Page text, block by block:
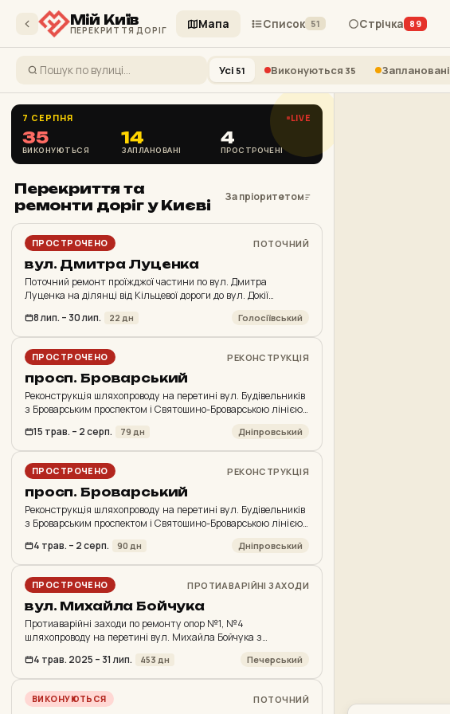
Мій Київ
ПЕРЕКРИТТЯ ДОРІГ Мапа Список 51 Стрічка 89
Усі 51 Виконуються 35 Заплановані
7 СЕРПНЯ LIVE
35
ВИКОНУЮТЬСЯ
14
ЗАПЛАНОВАНІ
4
ПРОСТРОЧЕНІ
Перекриття та
ремонти доріг у Києві
За пріоритетом
ПРОСТРОЧЕНО ПОТОЧНИЙ
вул. Дмитра Луценка
Поточний ремонт проїжджої частини по вул. Дмитра
Луценка на ділянці від Кільцевої дороги до вул. Докії
8 лип. – 30 лип. 22 дн Голосіївський
ПРОСТРОЧЕНО РЕКОНСТРУКЦІЯ
просп. Броварський
Реконструкція шляхопроводу на перетині вул. Будівельників
з Броварським проспектом і Святошино-Броварською лінією
15 трав. – 2 серп. 79 дн Дніпровський
ПРОСТРОЧЕНО РЕКОНСТРУКЦІЯ
просп. Броварський
Реконструкція шляхопроводу на перетині вул. Будівельників
з Броварським проспектом і Святошино-Броварською лінією
4 трав. – 2 серп. 90 дн Дніпровський
ПРОСТРОЧЕНО ПРОТИАВАРІЙНІ ЗАХОДИ
вул. Михайла Бойчука
Протиаварійні заходи по ремонту опор №1, №4
шляхопроводу на перетині вул. Михайла Бойчука з
4 трав. 2025 – 31 лип. 453 дн Печерський
ВИКОНУЮТЬСЯ ПОТОЧНИЙ